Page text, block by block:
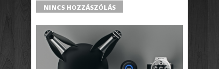
SHARETWEETSHARESHARE
NINCS HOZZÁSZÓLÁS